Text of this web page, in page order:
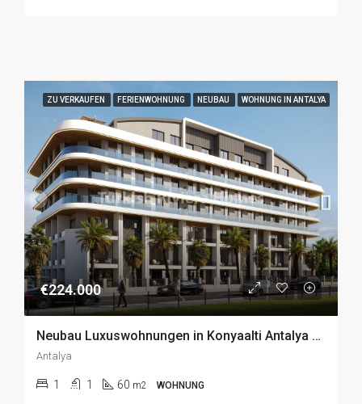
ZU VERKAUFEN FERIENWOHNUNG NEUBAU WOHNUNG IN ANTALYA
€224.000
Neubau Luxuswohnungen in Konyaalti Antalya mit Bergblick und zentraler Lage zu Verkaufen
Antalya
1 1 60 m2 WOHNUNG